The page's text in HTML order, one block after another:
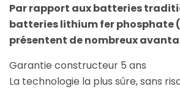
Par rapport aux batteries
batteries lithium fer phosphate
présentent de nombreux
Garantie constructeur 5 ans
La technologie la plus sûre, sans